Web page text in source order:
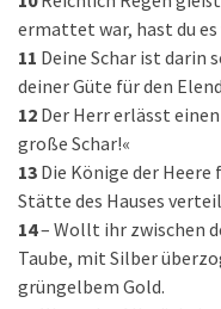
ermattet war, hast du
11 Deine Schar ist darin
deiner Güte für den
12 Der Herr erlässt
große Schar!«
13 Die Könige der
Stätte des Hauses
14– Wollt ihr zwischen
Taube, mit Silber
grüngelbem Gold.